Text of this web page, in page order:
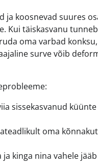
ja koosnevad suures
Kui täiskasvanu
oma varbad
surve võib
sissekasvanud
oma
kinga nina vahele